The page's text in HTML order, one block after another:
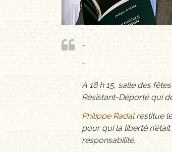
À 18 h 15, salle des
Résistant-Déporté qui
Philippe Radalrestitue
pour qui la liberté
responsabilité.